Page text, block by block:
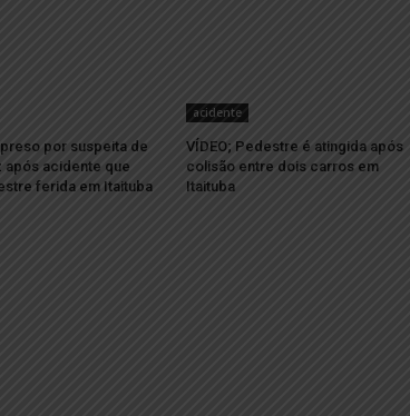
por suspeita de
após acidente que
ferida em Itaituba
acidente
VÍDEO; Pedestre é atingida após
colisão entre dois carros em
Itaituba